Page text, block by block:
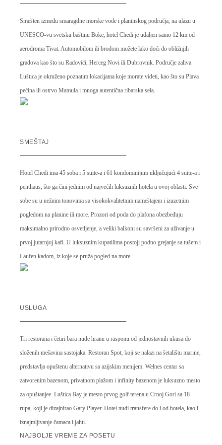
Smešten između smaragdne morske vode i planinskog područja, na ulazu u
UNESCO-vu svetsku baštinu Boke, hotel Chedi je udaljen samo 12 km od
aerodroma Tivat. Automobilom ili brodom možete lako doći do obližnjih
gradova kao što su Radovići, Herceg Novi ili Dubrovnik. Područje zaliva
Luštica je okruženo poznatim lokacijama koje morate videti, kao što su Plava
pećina ili ostrvo Mamula i mnoga autentična ribarska sela.
SMEŠTAJ
Hotel Chedi ima 45 soba i 5 suite-a i 61 kondominijum uključujući 4 suite-a i
penthaus, što ga čini jednim od najvećih luksuznih hotela u ovoj oblasti. Sve
sobe su u nežnim tonovima sa visokokvalitetnim nameštajem i izuzetnim
pogledom na planine ili more. Prozori od poda do plafona obezbeđuju
maksimalno prirodno osvetljenje, a veliki balkoni su savršeni za uživanje u
prvoj jutarnjoj kafi. U luksuznim kupatilima postoji podno grejanje sa tušem i
Laufen kadom, iz koje se pruža pogled na more.
USLUGA
Tri restorana i četiri bara nude hranu u rasponu od jednostavnih ukusa do
složenih mešavina sastojaka. Restoran Spot, koji se nalazi na šetalištu marine,
predstavlja opuštenu alternativu sa azijskim menijem. Welnes centar sa
zatvorenim bazenom, privatnom plažom i infinity bazenom je luksuzno mesto
za opuštanjee. Luštica Bay je mesto prvog golf terena u Crnoj Gori sa 18
rupa, koji je dizajnirao Gary Player. Hotel nudi transfere do i od hotela, kao i
iznajmljivanje čamaca i jahti.
NAJBOLJE VREME ZA POSETU